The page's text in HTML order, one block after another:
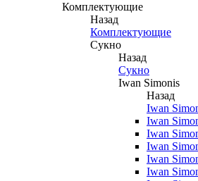
Комплектующие
Назад
Комплектующие
Сукно
Назад
Сукно
Iwan Simonis
Назад
Iwan
Iwan
Iwan
Iwan
Iwan
Iwan